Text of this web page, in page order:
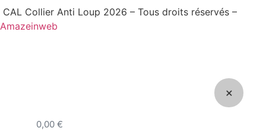
CAL Collier Anti Loup 2026 – Tous droits réservés –
Amazeinweb
0,00 €